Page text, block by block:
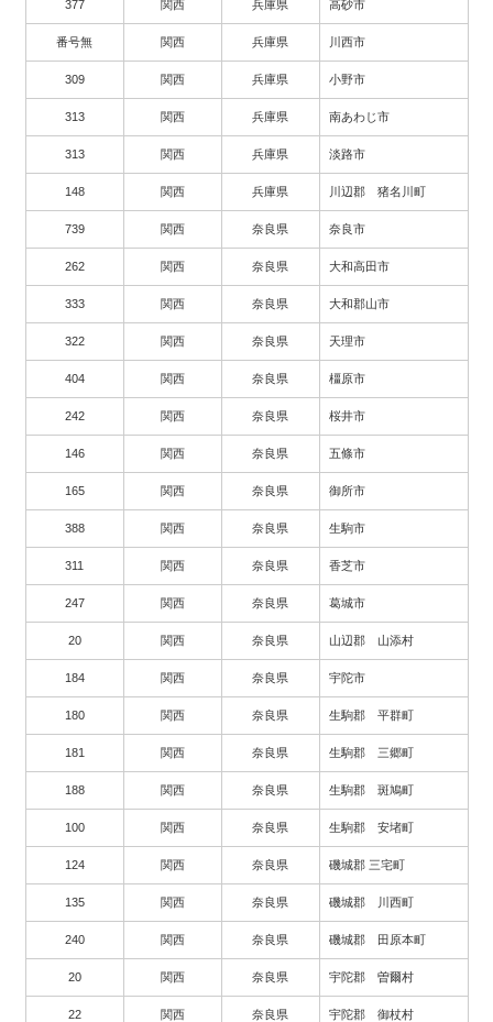
377 関西 兵庫県 高砂市
番号無 関西 兵庫県 川西市
309 関西 兵庫県 小野市
313 関西 兵庫県 南あわじ市
313 関西 兵庫県 淡路市
148 関西 兵庫県 川辺郡 猪名川町
739 関西 奈良県 奈良市
262 関西 奈良県 大和高田市
333 関西 奈良県 大和郡山市
322 関西 奈良県 天理市
404 関西 奈良県 橿原市
242 関西 奈良県 桜井市
146 関西 奈良県 五條市
165 関西 奈良県 御所市
388 関西 奈良県 生駒市
311 関西 奈良県 香芝市
247 関西 奈良県 葛城市
20 関西 奈良県 山辺郡 山添村
184 関西 奈良県 宇陀市
180 関西 奈良県 生駒郡 平群町
181 関西 奈良県 生駒郡 三郷町
188 関西 奈良県 生駒郡 斑鳩町
100 関西 奈良県 生駒郡 安堵町
124 関西 奈良県 磯城郡 三宅町
135 関西 奈良県 磯城郡 川西町
240 関西 奈良県 磯城郡 田原本町
20 関西 奈良県 宇陀郡 曽爾村
22 関西 奈良県 宇陀郡 御杖村